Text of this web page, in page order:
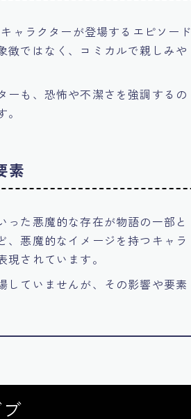
ャラクターが登場するエピソード
徴ではなく、コミカルで親しみや
ーも、恐怖や不潔さを強調するの
素
った悪魔的な存在が物語の一部と
、悪魔的なイメージを持つキャラ
されています。
していませんが、その影響や要素